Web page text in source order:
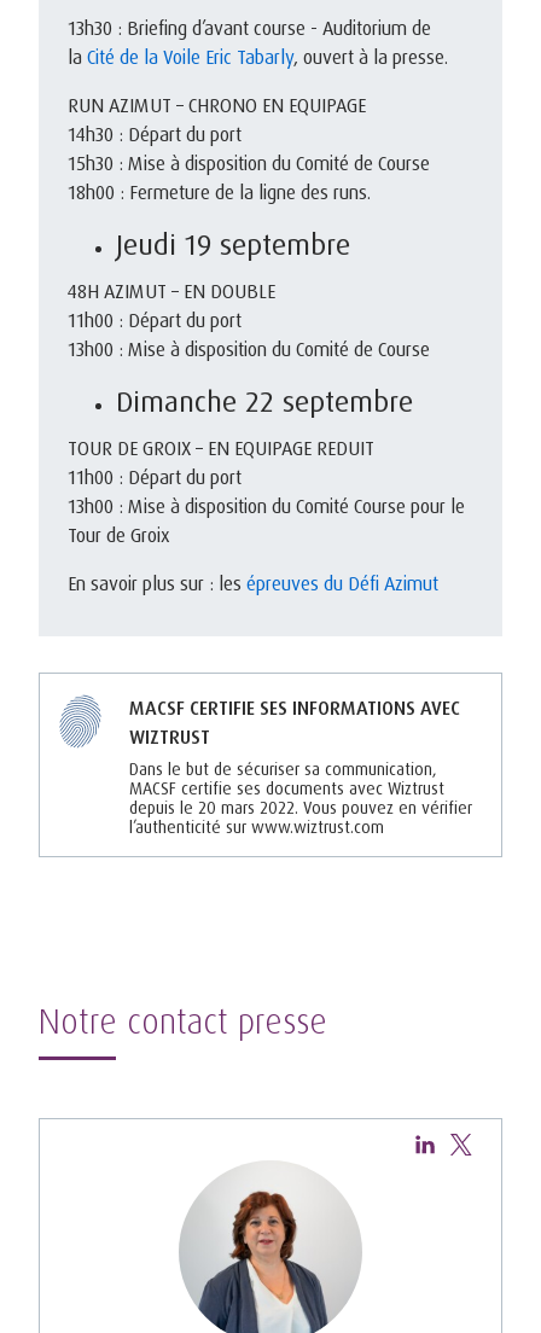
13h30 : Briefing d’avant course - Auditorium de
la Cité de la Voile Eric Tabarly, ouvert à la presse.
RUN AZIMUT – CHRONO EN EQUIPAGE
14h30 : Départ du port
15h30 : Mise à disposition du Comité de Course
18h00 : Fermeture de la ligne des runs.
Jeudi 19 septembre
48H AZIMUT – EN DOUBLE
11h00 : Départ du port
13h00 : Mise à disposition du Comité de Course
Dimanche 22 septembre
TOUR DE GROIX – EN EQUIPAGE REDUIT
11h00 : Départ du port
13h00 : Mise à disposition du Comité Course pour le
Tour de Groix
En savoir plus sur : les épreuves du Défi Azimut
MACSF CERTIFIE SES INFORMATIONS AVEC
WIZTRUST
Dans le but de sécuriser sa communication,
MACSF certifie ses documents avec Wiztrust
depuis le 20 mars 2022. Vous pouvez en vérifier
l’authenticité sur www.wiztrust.com
Notre contact presse